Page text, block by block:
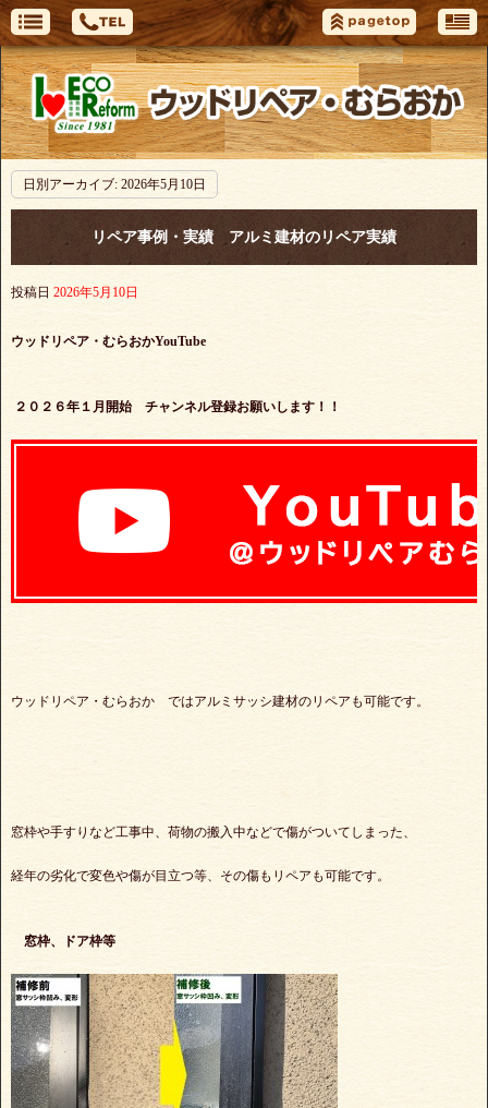
日別アーカイブ: 2026年5月10日
リペア事例・実績 アルミ建材のリペア実績
投稿日 2026年5月10日
ウッドリペア・むらおかYouTube
２０２６年１月開始 チャンネル登録お願いします！！
ウッドリペア・むらおか ではアルミサッシ建材のリペアも可能です。
窓枠や手すりなど工事中、荷物の搬入中などで傷がついてしまった、
経年の劣化で変色や傷が目立つ等、その傷もリペアも可能です。
窓枠、ドア枠等